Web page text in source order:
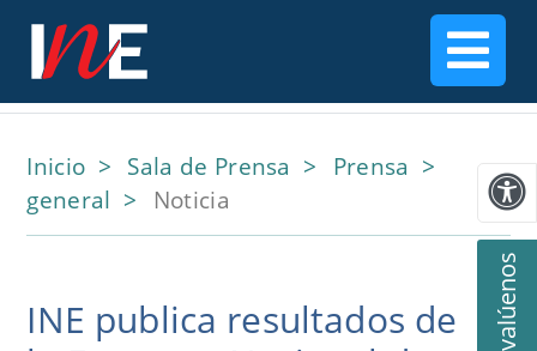
Evalúenos
Inicio Sala de Prensa
Prensa
general
Noticia
INE publica resultados de